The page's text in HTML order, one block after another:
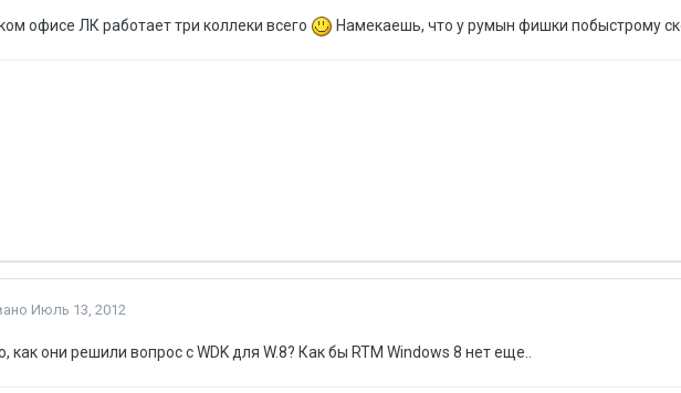
офисе ЛК работает три коллеки всего Намекаешь, что у румын фишки побыстрому
Июль 13, 2012
как они решили вопрос с WDK для W.8? Как бы RTM Windows 8 нет еще..